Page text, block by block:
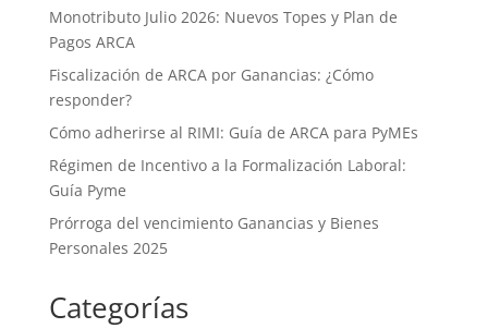
Monotributo Julio 2026: Nuevos Topes y Plan de
Pagos ARCA
Fiscalización de ARCA por Ganancias: ¿Cómo
responder?
Cómo adherirse al RIMI: Guía de ARCA para PyMEs
Régimen de Incentivo a la Formalización Laboral:
Guía Pyme
Prórroga del vencimiento Ganancias y Bienes
Personales 2025
Categorías